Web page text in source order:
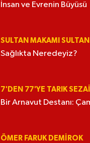
İnsan ve Evrenin Büyüsü
SULTAN MAKAMI
Sağlıkta Neredeyiz?
7'DEN 77'YE TARIK
Bir Arnavut Destanı:
ÖMER FARUK DEMIROK